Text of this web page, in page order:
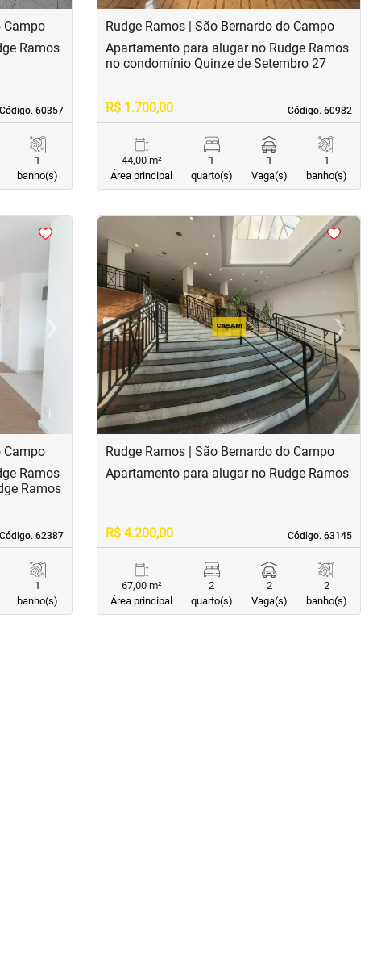
Campo
Código. 60357
Código. 60357
Ramos
1
banho(s)
Rudge Ramos | São Bernardo do Campo
Código. 60982
Código. 60982
Apartamento para alugar no Rudge Ramos
no condomínio Quinze de Setembro 27
R$ 1.700,00
44,00 m²
Área principal
1
quarto(s)
1
Vaga(s)
1
banho(s)
›
Campo
Código. 62387
Código. 62387
Ramos
Ramos
1
banho(s)
<
‹Previous ›Next
Rudge Ramos | São Bernardo do Campo
Código. 63145
Código. 63145
Apartamento para alugar no Rudge Ramos
R$ 4.200,00
67,00 m²
Área principal
2
quarto(s)
2
Vaga(s)
2
banho(s)